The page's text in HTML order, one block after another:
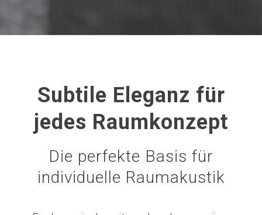
Subtile Eleganz für
jedes Raumkonzept
Die perfekte Basis für
individuelle Raumakustik